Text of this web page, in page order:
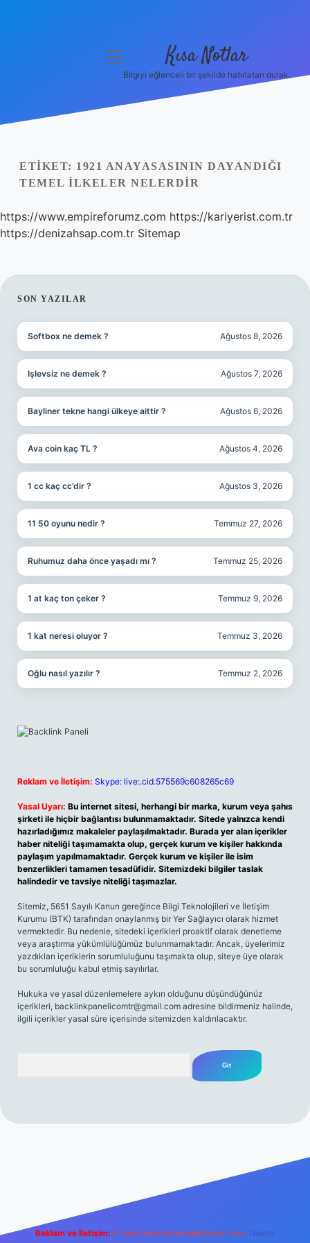
Yasal Uyarı
Hakkımızda
menüyü
Kısa Notlar
Bilgiyi eğlenceli bir şekilde hatırlatan durak.
ETIKET: 1921 ANAYASASININ DAYANDIĞI
TEMEL ILKELER NELERDIR
https://www.empireforumz.com https://kariyerist.com.tr
https://denizahsap.com.tr Sitemap
SIDEBAR
SON YAZILAR
Softbox ne demek ? Ağustos 8, 2026
Işlevsiz ne demek ? Ağustos 7, 2026
Bayliner tekne hangi ülkeye aittir ? Ağustos 6, 2026
Ava coin kaç TL ? Ağustos 4, 2026
1 cc kaç cc’dir ? Ağustos 3, 2026
11 50 oyunu nedir ? Temmuz 27, 2026
Ruhumuz daha önce yaşadı mı ? Temmuz 25, 2026
1 at kaç ton çeker ? Temmuz 9, 2026
1 kat neresi oluyor ? Temmuz 3, 2026
Oğlu nasıl yazılır ? Temmuz 2, 2026
Reklam ve İletişim: Skype: live:.cid.575569c608265c69
Yasal Uyarı: Bu internet sitesi, herhangi bir marka, kurum veya şahıs
şirketi ile hiçbir bağlantısı bulunmamaktadır. Sitede yalnızca kendi
hazırladığımız makaleler paylaşılmaktadır. Burada yer alan içerikler
haber niteliği taşımamakta olup, gerçek kurum ve kişiler hakkında
paylaşım yapılmamaktadır. Gerçek kurum ve kişiler ile isim
benzerlikleri tamamen tesadüfidir. Sitemizdeki bilgiler taslak
halindedir ve tavsiye niteliği taşımazlar.
Sitemiz, 5651 Sayılı Kanun gereğince Bilgi Teknolojileri ve İletişim
Kurumu (BTK) tarafından onaylanmış bir Yer Sağlayıcı olarak hizmet
vermektedir. Bu nedenle, sitedeki içerikleri proaktif olarak denetleme
veya araştırma yükümlülüğümüz bulunmamaktadır. Ancak, üyelerimiz
yazdıkları içeriklerin sorumluluğunu taşımakta olup, siteye üye olarak
bu sorumluluğu kabul etmiş sayılırlar.
Hukuka ve yasal düzenlemelere aykırı olduğunu düşündüğünüz
içerikleri, backlinkpanelicomtr@gmail.com adresine bildirmeniz halinde,
ilgili içerikler yasal süre içerisinde sitemizden kaldırılacaktır.
Reklam ve İletişim: E-mail: backlinkpaneli@gmail.com Teams: